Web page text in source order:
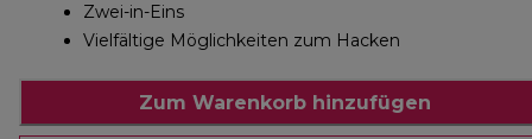
Zwei-in-Eins
Vielfältige Möglichkeiten zum Hacken
Zum Warenkorb hinzufügen